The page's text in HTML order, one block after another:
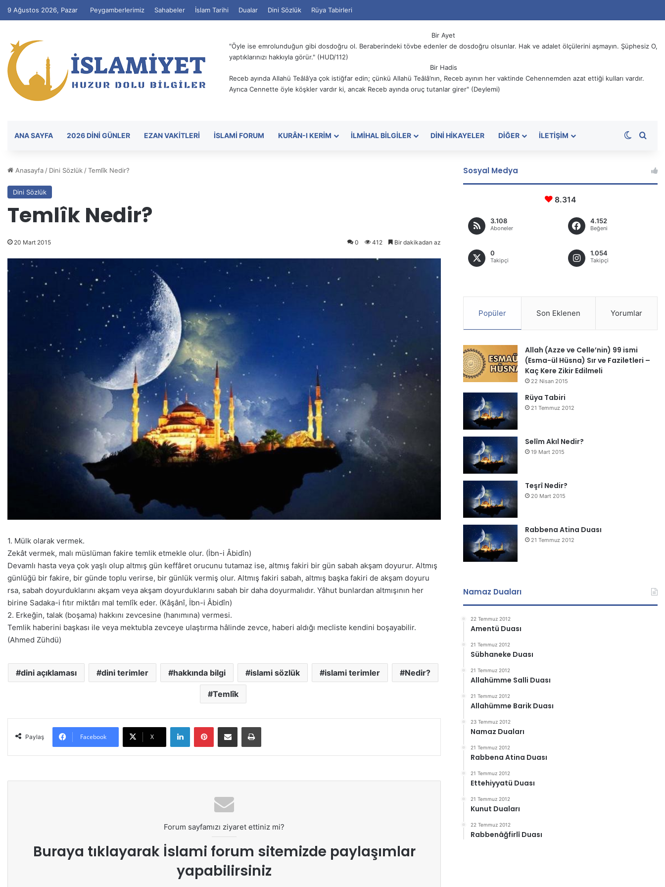
9 Ağustos 2026, Pazar Peygamberlerimiz Sahabeler İslam Tarihi Dualar Dini Sözlük Rüya Tabirleri
Bir Ayet
"Öyle ise emrolunduğun gibi dosdoğru ol. Beraberindeki tövbe edenler de dosdoğru olsunlar. Hak ve adalet ölçülerini aşmayın. Şüphesiz O,
yaptıklarınızı hakkıyla görür." (HUD/112)
Bir Hadis
Receb ayında Allahü Teâlâ’ya çok istiğfar edin; çünkü Allahü Teâlâ’nın, Receb ayının her vaktinde Cehennemden azat ettiği kulları vardır.
Ayrıca Cennette öyle köşkler vardır ki, ancak Receb ayında oruç tutanlar girer" (Deylemi)
ANA SAYFA 2026 DİNİ GÜNLER EZAN VAKITLERI İSLAMI FORUM KURÂN-I KERIM İLMIHAL BILGILER DINI HIKAYELER DIĞER İLETIŞIM Dış
Anasayfa / Dini Sözlük /Temlîk Nedir?
Dini Sözlük
Temlîk Nedir?
20 Mart 2015 0 412 Bir dakikadan az
1. Mülk olarak vermek.
Zekât vermek, malı müslüman fakire temlik etmekle olur. (İbn-i Âbidîn)
Devamlı hasta veya çok yaşlı olup altmış gün keffâret orucunu tutamaz ise, altmış fakiri bir gün sabah akşam doyurur. Altmış
günlüğü bir fakire, bir günde toplu verirse, bir günlük vermiş olur. Altmış fakiri sabah, altmış başka fakiri de akşam doyuru
rsa, sabah doyurduklarını akşam veya akşam doyurduklarını sabah bir daha doyurmalıdır. Yâhut bunlardan altmışının her
birine Sadaka-i fıtır miktârı mal temlîk eder. (Kâşânî, İbn-i Âbidîn)
2. Erkeğin, talak (boşama) hakkını zevcesine (hanımına) vermesi.
Temlik haberini başkası ile veya mektubla zevceye ulaştırma hâlinde zevce, haberi aldığı mecliste kendini boşayabilir.
(Ahmed Zühdü)
dini açıklaması dini terimler hakkında bilgi islami sözlük islami terimler Nedir?
Temlîk
Paylaş Facebook X
Forum sayfamızı ziyaret ettiniz mi?
Buraya tıklayarak İslami forum sitemizde paylaşımlar
yapabilirsiniz
Sosyal Medya
8.314
3.108
Aboneler
4.152
Beğeni
0
Takipçi
1.054
Takipçi
Popüler Son Eklenen Yorumlar
Allah (Azze ve Celle’nin) 99 ismi
(Esma-ül Hüsna) Sır ve Faziletleri –
Kaç Kere Zikir Edilmeli
22 Nisan 2015
Rüya Tabiri
21 Temmuz 2012
Selîm Akıl Nedir?
19 Mart 2015
Teşrî Nedir?
20 Mart 2015
Rabbena Atina Duası
21 Temmuz 2012
Namaz Duaları
22 Temmuz 2012
Amentü Duası
21 Temmuz 2012
Sübhaneke Duası
21 Temmuz 2012
Allahümme Salli Duası
21 Temmuz 2012
Allahümme Barik Duası
23 Temmuz 2012
Namaz Duaları
21 Temmuz 2012
Rabbena Atina Duası
21 Temmuz 2012
Ettehiyyatü Duası
21 Temmuz 2012
Kunut Duaları
22 Temmuz 2012
Rabbenâğfirlî Duası